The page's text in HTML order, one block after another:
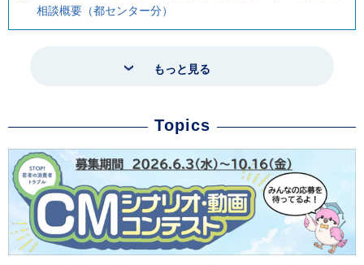
相談概要（都センター分）
もっと見る
Topics